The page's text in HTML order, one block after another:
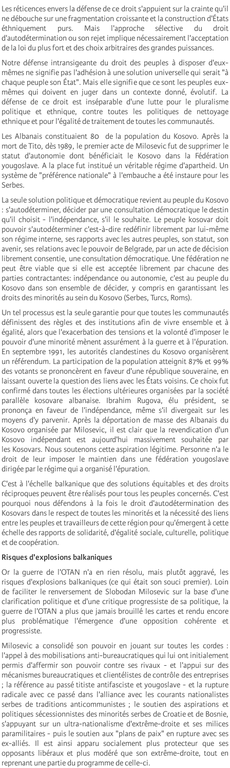
Les réticences envers la défense de ce droit s'appuient sur la crainte qu'il
ne débouche sur une fragmentation croissante et la construction d'États
éthniquement purs. Mais l'approche sélective du droit
d'autodétermination ou son rejet implique nécessairement l'acceptation
de la loi du plus fort et des choix arbitraires des grandes puissances.
Notre défense intransigeante du droit des peuples à disposer d'eux-
mêmes ne signifie pas l'adhésion à une solution universelle qui serait "à
chaque peuple son État". Mais elle signifie que ce sont les peuples eux-
mêmes qui doivent en juger dans un contexte donné, évolutif. La
défense de ce droit est inséparable d'une lutte pour le pluralisme
politique et ethnique, contre toutes les politiques de nettoyage
ethnique et pour l'égalité de traitement de toutes les communautés.
Les Albanais constituaient 80 de la population du Kosovo. Après la
mort de Tito, dès 1989, le premier acte de Milosevic fut de supprimer le
statut d'autonomie dont bénéficiait le Kosovo dans la Fédération
yougoslave. A la place fut institué un véritable régime d'apartheid. Un
système de "préférence nationale" à l'embauche a été instaure pour les
Serbes.
La seule solution politique et démocratique revient au peuple du Kosovo
: s'autodéterminer, décider par une consultation démocratique le destin
qu'il choisit - l'indépendance, s'il le souhaite. Le peuple kosovar doit
pouvoir s'autodéterminer c'est-à-dire redéfinir librement par lui-même
son régime interne, ses rapports avec les autres peuples, son statut, son
avenir, ses relations avec le pouvoir de Belgrade, par un acte de décision
librement consentie, une consultation démocratique. Une fédération ne
peut être viable que si elle est acceptée librement par chacune des
parties contractantes: indépendance ou autonomie, c'est au peuple du
Kosovo dans son ensemble de décider, y compris en garantissant les
droits des minorités au sein du Kosovo (Serbes, Turcs, Roms).
Un tel processus est la seule garantie pour que toutes les communautés
définissent des règles et des institutions afin de vivre ensemble et à
égalité, alors que l'exacerbation des tensions et la volonté d'imposer le
pouvoir d'une minorité mènent assurément à la guerre et à l'épuration.
En septembre 1991, les autorités clandestines du Kosovo organisèrent
un référendum. La participation de la population atteignit 87% et 99%
des votants se prononcèrent en faveur d'une république souveraine, en
laissant ouverte la question des liens avec les États voisins. Ce choix fut
confirmé dans toutes les élections ultérieures organisées par la société
parallèle kosovare albanaise. Ibrahim Rugova, élu président, se
prononça en faveur de l'indépendance, même s'il divergeait sur les
moyens d'y parvenir. Après la déportation de masse des Albanais du
Kosovo organisée par Milosevic, il est clair que la revendication d'un
Kosovo indépendant est aujourd'hui massivement souhaitée par
les Kosovars. Nous soutenons cette aspiration légitime. Personne n'a le
droit de leur imposer le maintien dans une fédération yougoslave
dirigée par le régime qui a organisé l'épuration.
C'est à l'échelle balkanique que des solutions équitables et des droits
réciproques peuvent être réalisés pour tous les peuples concernés. C'est
pourquoi nous défendons à la fois le droit d'autodétermination des
Kosovars dans le respect de toutes les minorités et la nécessité des liens
entre les peuples et travailleurs de cette région pour qu'émergent à cette
échelle des rapports de solidarité, d'égalité sociale, culturelle, politique
et de coopération.
Risques d'explosions balkaniques
Or la guerre de l'OTAN n'a en rien résolu, mais plutôt aggravé, les
risques d'explosions balkaniques (ce qui était son souci premier). Loin
de faciliter le renversement de Slobodan Milosevic sur la base d'une
clarification politique et d'une critique progressiste de sa politique, la
guerre de l'OTAN a plus que jamais brouillé les cartes et rendu encore
plus problématique l'émergence d'une opposition cohérente et
progressiste.
Milosevic a consolidé son pouvoir en jouant sur toutes les cordes :
l'appel à des mobilisations anti-bureaucratiques qui lui ont initialement
permis d'affermir son pouvoir contre ses rivaux - et l'appui sur des
mécanismes bureaucratiques et clientélistes de contrôle des entreprises
; la référence au passé titiste antifasciste et yougoslave - et la rupture
radicale avec ce passé dans l'alliance avec les courants nationalistes
serbes de traditions anticommunistes ; le soutien des aspirations et
politiques sécessionnistes des minorités serbes de Croatie et de Bosnie,
s'appuyant sur un ultra-nationalisme d'extrême-droite et ses milices
paramilitaires - puis le soutien aux "plans de paix" en rupture avec ses
ex-alliés. Il est ainsi apparu socialement plus protecteur que ses
opposants libéraux et plus modéré que son extrême-droite, tout en
reprenant une partie du programme de celle-ci.